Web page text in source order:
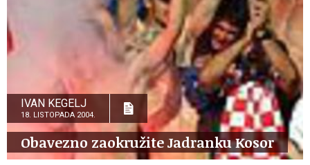
IVAN KEGELJ
18. LISTOPADA 2004.
Obavezno zaokružite Jadranku Kosor